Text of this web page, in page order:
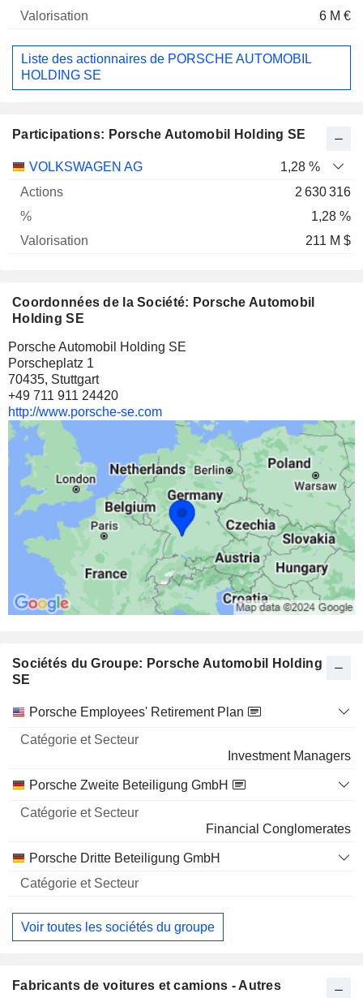
6 M €
Liste des actionnaires de PORSCHE AUTOMOBIL
HOLDING SE
Participations: Porsche Automobil Holding SE
Nom Actions % Valorisation
VOLKSWAGEN AG
1,28 %
2 630 316
1,28 %
211 M $
Coordonnées de la Société: Porsche Automobil
Holding SE
Porsche Automobil Holding SE
Porscheplatz 1
70435, Stuttgart
+49 711 911 24420
http://www.porsche-se.com
Sociétés du Groupe: Porsche Automobil Holding
SE
Nom
Catégorie
Secteur
Porsche Employees' Retirement Plan
Investment Managers
Porsche Zweite Beteiligung GmbH
Financial Conglomerates
Porsche Dritte Beteiligung GmbH
Voir toutes les sociétés du groupe
Fabricants de voitures et camions - Autres